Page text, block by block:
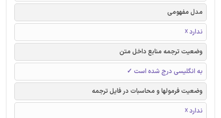
مدل مفهومی
ندارد ☓
وضعیت ترجمه منابع داخل متن
به انگلیسی درج شده است ✓
وضعیت فرمولها و محاسبات در فایل ترجمه
ندارد ☓